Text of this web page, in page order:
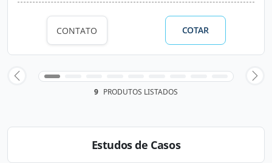
CONTATO COTAR
9 PRODUTOS LISTADOS
Estudos de Casos